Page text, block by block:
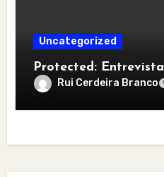
Uncategorized
Protected: Entrevista
Rui Cerdeira Branco